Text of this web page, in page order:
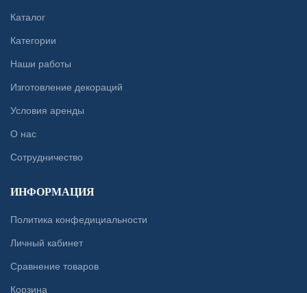
Каталог
Категории
Наши работы
Изготовление декораций
Условия аренды
О нас
Сотрудничество
ИНФОРМАЦИЯ
Политика конфедициальности
Личный кабинет
Сравнение товаров
Корзина